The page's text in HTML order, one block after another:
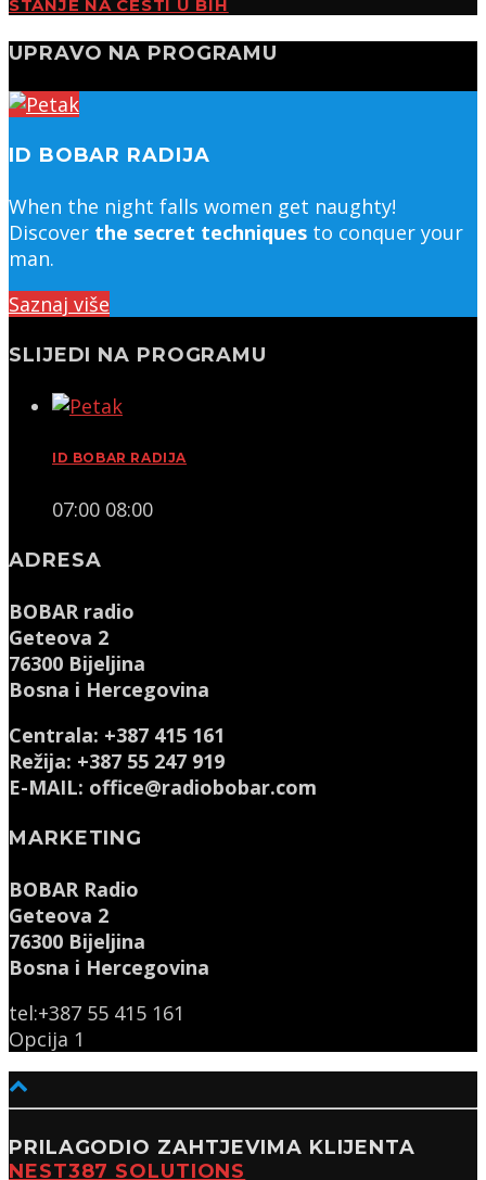
STANJE NA CESTI U BIH
UPRAVO NA PROGRAMU
ID BOBAR RADIJA
When the night falls women get naughty!
Discover the secret techniques to conquer your
man.
Saznaj više
SLIJEDI NA PROGRAMU
ID BOBAR RADIJA
07:00 08:00
ADRESA
BOBAR radio
Geteova 2
76300 Bijeljina
Bosna i Hercegovina
Centrala: +387 415 161
Režija: +387 55 247 919
E-MAIL: office@radiobobar.com
MARKETING
BOBAR Radio
Geteova 2
76300 Bijeljina
Bosna i Hercegovina
tel:+387 55 415 161
Opcija 1
PRILAGODIO ZAHTJEVIMA KLIJENTA
NEST387 SOLUTIONS